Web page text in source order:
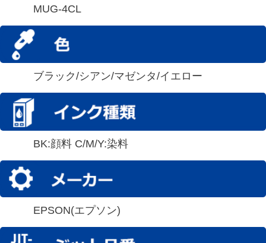
MUG-4CL
ブラック/シアン/マゼンタ/イエロー
BK:顔料 C/M/Y:染料
EPSON(エプソン)